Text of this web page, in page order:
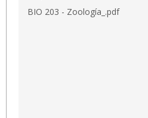
BIO 203 - Zoología_.pdf